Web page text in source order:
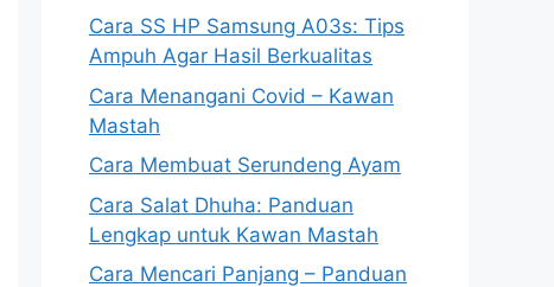
Cara SS HP Samsung A03s: Tips
Ampuh Agar Hasil Berkualitas
Cara Menangani Covid – Kawan
Mastah
Cara Membuat Serundeng Ayam
Cara Salat Dhuha: Panduan
Lengkap untuk Kawan Mastah
Cara Mencari Panjang – Panduan